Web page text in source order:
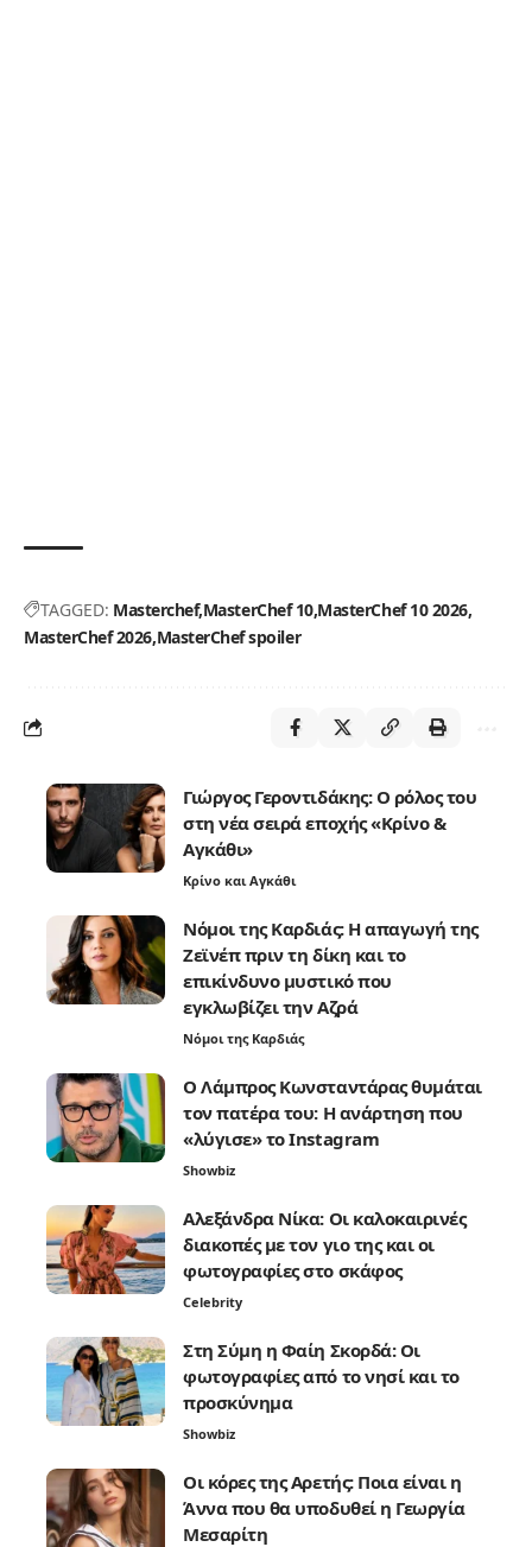
TAGGED: Masterchef MasterChef 10 MasterChef 10 2026
MasterChef 2026 MasterChef spoiler
Γιώργος Γεροντιδάκης: Ο ρόλος του
στη νέα σειρά εποχής «Κρίνο &
Αγκάθι»
Κρίνο και Αγκάθι
Νόμοι της Καρδιάς: Η απαγωγή της
Ζεϊνέπ πριν τη δίκη και το
επικίνδυνο μυστικό που
εγκλωβίζει την Αζρά
Νόμοι της Καρδιάς
Ο Λάμπρος Κωνσταντάρας θυμάται
τον πατέρα του: Η ανάρτηση που
«λύγισε» το Instagram
Showbiz
Αλεξάνδρα Νίκα: Οι καλοκαιρινές
διακοπές με τον γιο της και οι
φωτογραφίες στο σκάφος
Celebrity
Στη Σύμη η Φαίη Σκορδά: Οι
φωτογραφίες από το νησί και το
προσκύνημα
Showbiz
Οι κόρες της Αρετής: Ποια είναι η
Άννα που θα υποδυθεί η Γεωργία
Μεσαρίτη